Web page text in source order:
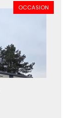
OCCASION